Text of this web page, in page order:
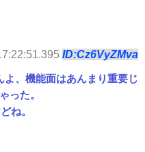
ID:Cz6VyZMva
、機能面はあんまり重要じ
った。
ね。